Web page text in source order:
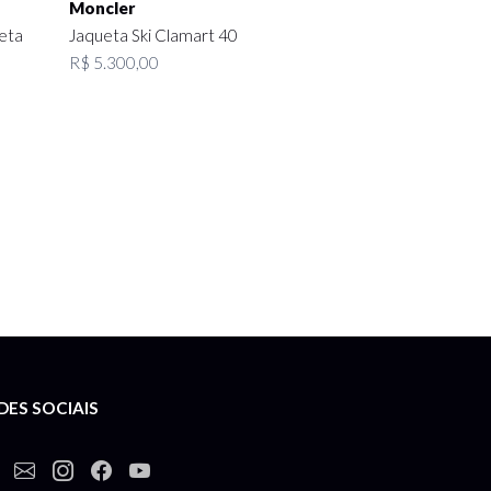
Moncler
Jaqueta Ski Clamart 40
R$ 5.300,00
SOCIAIS